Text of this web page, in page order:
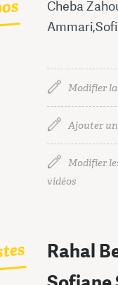
Cheba
Modifier
Ajouter
Modifier
vidéos
Rahal